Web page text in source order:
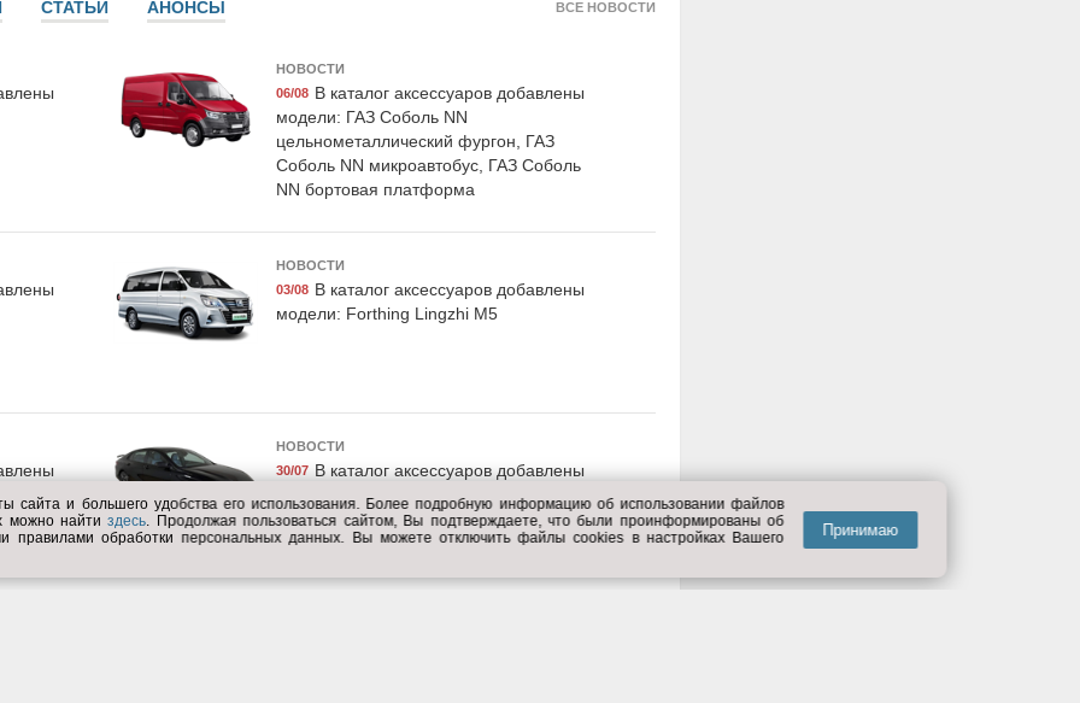
10-15-20-25-30а блистер
состав, 90мл, Suprotec
Exist E24533LCG
Жидкость охлаждающая
"Antifreeze Euro G11",
Exist E59445LCG
Жидкость охлаждающая
СТАТЬИ АНОНСЫ ВСЕ НОВОСТИ
НОВОСТИ
06/08 В каталог аксессуаров добавлены
модели: ГАЗ Соболь NN
цельнометаллический фургон, ГАЗ
Соболь NN микроавтобус, ГАЗ Соболь
NN бортовая платформа
НОВОСТИ
03/08 В каталог аксессуаров добавлены
модели: Forthing Lingzhi M5
НОВОСТИ
30/07 В каталог аксессуаров добавлены
модели: GAC Empow
и большего удобства его использования. Более подробную информацию об использовании файлов
можно найтиздесь. Продолжая пользоваться сайтом, Вы подтверждаете, что были проинформированы об
правилами обработки персональных данных. Вы можете отключить файлы cookies в настройках Вашего
Принимаю